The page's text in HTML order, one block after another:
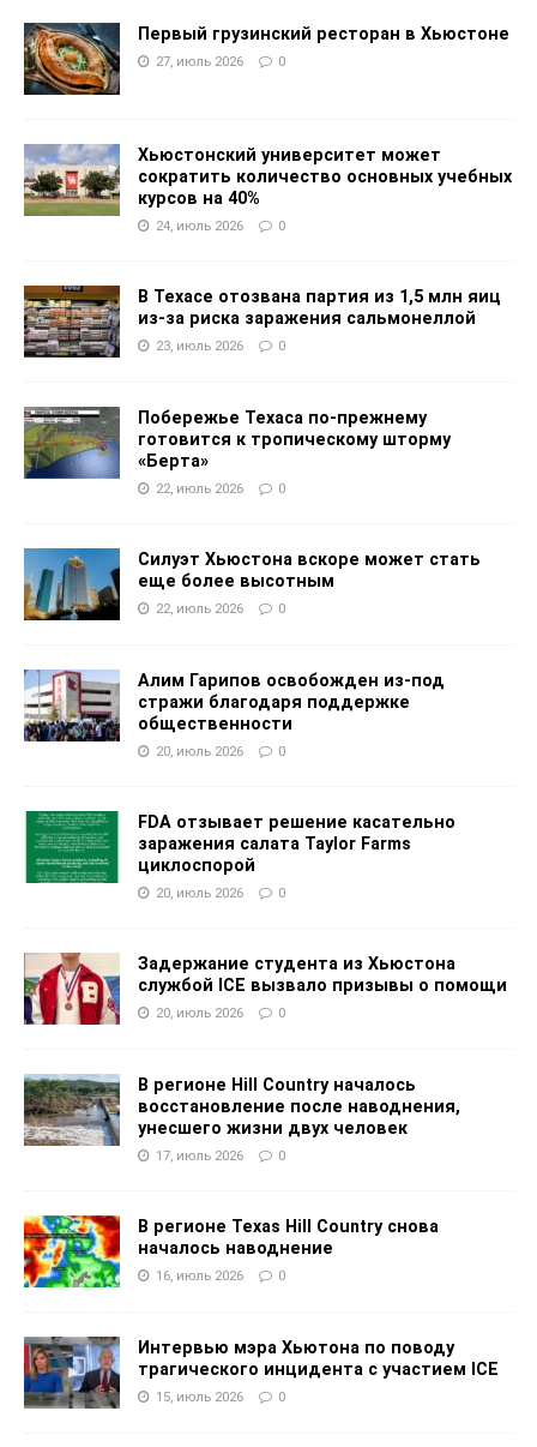
Первый грузинский ресторан в Хьюстоне
27, июль 2026 0
Хьюстонский университет может
сократить количество основных учебных
курсов на 40%
24, июль 2026 0
В Техасе отозвана партия из 1,5 млн яиц
из-за риска заражения сальмонеллой
23, июль 2026 0
Побережье Техаса по-прежнему
готовится к тропическому шторму
«Берта»
22, июль 2026 0
Силуэт Хьюстона вскоре может стать
еще более высотным
22, июль 2026 0
Алим Гарипов освобожден из-под
стражи благодаря поддержке
общественности
20, июль 2026 0
FDA отзывает решение касательно
заражения салата Taylor Farms
циклоспорой
20, июль 2026 0
Задержание студента из Хьюстона
службой ICE вызвало призывы о помощи
20, июль 2026 0
В регионе Hill Country началось
восстановление после наводнения,
унесшего жизни двух человек
17, июль 2026 0
В регионе Texas Hill Country снова
началось наводнение
16, июль 2026 0
Интервью мэра Хьютона по поводу
трагического инцидента с участием ICE
15, июль 2026 0